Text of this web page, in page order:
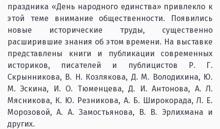
праздника «День народного единства» привлекло к
этой теме внимание общественности. Появились
новые исторические труды, существенно
расширившие знания об этом времени. На выставке
представлены книги и публикации современных
историков, писателей и публицистов Р. Г.
Скрынникова, В. Н. Козлякова, Д. М. Володихина, Ю.
М. Эскина, И. О. Тюменцева, Д. И. Антонова, А. Л.
Мясникова, К. Ю. Резникова, А. Б. Широкорада, Л. Е.
Морозовой, А. А. Замостьянова, В. В. Эрлихмана и
других.